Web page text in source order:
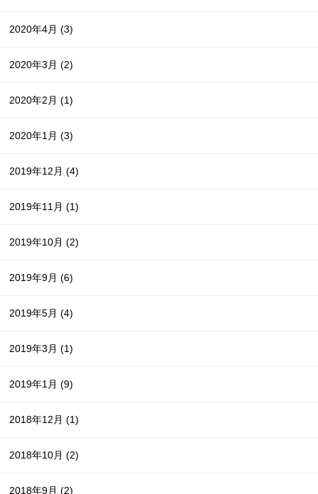
2020年4月(3)
2020年3月(2)
2020年2月(1)
2020年1月(3)
2019年12月(4)
2019年11月(1)
2019年10月(2)
2019年9月(6)
2019年5月(4)
2019年3月(1)
2019年1月(9)
2018年12月(1)
2018年10月(2)
2018年9月(2)